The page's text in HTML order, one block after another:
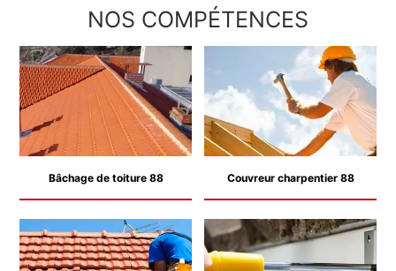
NOS COMPÉTENCES
Bâchage de toiture 88 Couvreur charpentier 88